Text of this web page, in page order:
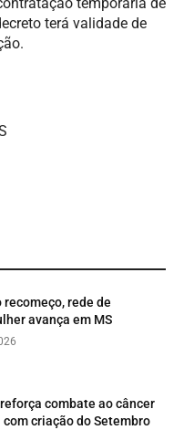
terá validade de
recomeço, rede de
avança em MS
combate ao câncer
criação do Setembro